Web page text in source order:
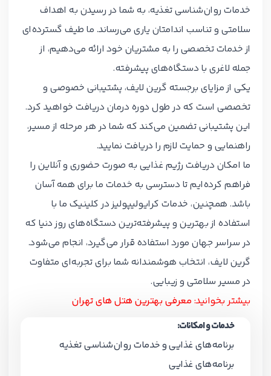
خدمات روان‌شناسی تغذیه، به شما در رسیدن به اهداف
سلامتی و تناسب اندامتان یاری می‌رساند. ما طیف گسترده‌ای
از خدمات تخصصی را به مشتریان خود ارائه می‌دهیم، از
جمله لاغری با دستگاه‌های پیشرفته.
یکی از مزایای برجسته گرین لایف، پشتیبانی خصوصی و
تخصصی است که در طول دوره درمان دریافت خواهید کرد.
این پشتیبانی تضمین می‌کند که شما در هر مرحله از مسیر،
راهنمایی و حمایت لازم را دریافت نمایید.
ما امکان دریافت رژیم غذایی به صورت حضوری و آنلاین را
فراهم کرده‌ایم تا دسترسی به خدمات ما برای همه آسان
باشد. همچنین، خدمات کرایولیپولیز در کلینیک ما با
استفاده از بهترین و پیشرفته‌ترین دستگاه‌های روز دنیا که
در سراسر جهان مورد استفاده قرار می‌گیرد، انجام می‌شود.
گرین لایف، انتخاب هوشمندانه شما برای تجربه‌ای متفاوت
در مسیر سلامتی و زیبایی.
بیشتر بخوانید: معرفی بهترین هتل های تهران
خدمات و امکانات:
برنامه‌های غذایی و خدمات روان‌شناسی تغذیه
برنامه‌های غذایی